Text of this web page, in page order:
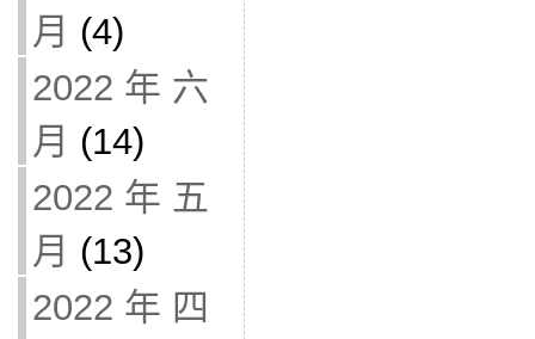
月 (4)
2022 年 六
月 (14)
2022 年 五
月 (13)
2022 年 四